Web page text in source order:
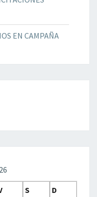
EN CAMPAÑA
S
D